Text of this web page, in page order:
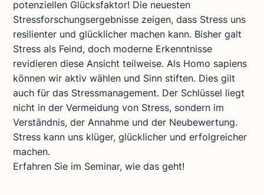
potenziellen Glücksfaktor! Die neuesten
Stressforschungsergebnisse zeigen, dass Stress uns
resilienter und glücklicher machen kann. Bisher galt
Stress als Feind, doch moderne Erkenntnisse
revidieren diese Ansicht teilweise. Als Homo sapiens
können wir aktiv wählen und Sinn stiften. Dies gilt
auch für das Stressmanagement. Der Schlüssel liegt
nicht in der Vermeidung von Stress, sondern im
Verständnis, der Annahme und der Neubewertung.
Stress kann uns klüger, glücklicher und erfolgreicher
machen.
Erfahren Sie im Seminar, wie das geht!